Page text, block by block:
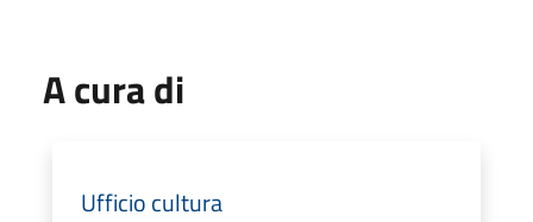
A cura di
Ufficio cultura